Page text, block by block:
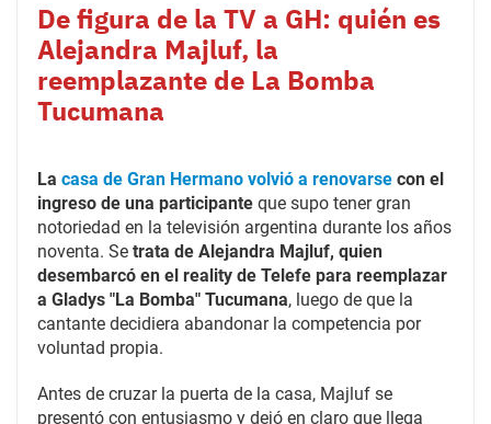
De figura de la TV a GH: quién es
Alejandra Majluf, la
reemplazante de La Bomba
Tucumana
La casa de Gran Hermano volvió a renovarse con el
ingreso de una participante que supo tener gran
notoriedad en la televisión argentina durante los años
noventa. Se trata de Alejandra Majluf, quien
desembarcó en el reality de Telefe para reemplazar
a Gladys "La Bomba" Tucumana, luego de que la
cantante decidiera abandonar la competencia por
voluntad propia.
Antes de cruzar la puerta de la casa, Majluf se
presentó con entusiasmo y dejó en claro que llega